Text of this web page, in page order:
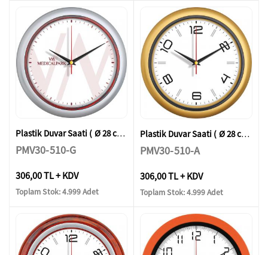
Plastik Duvar Saati ( Ø 28 cm )
PMV30-510-G
306,00 TL + KDV
Toplam Stok: 4.999 Adet
Plastik Duvar Saati ( Ø 28 cm )
PMV30-510-A
306,00 TL + KDV
Toplam Stok: 4.999 Adet